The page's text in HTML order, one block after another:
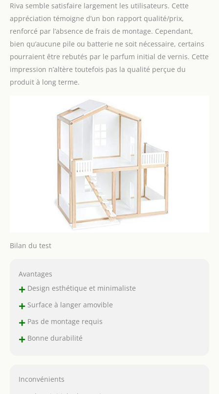
Riva semble satisfaire largement les utilisateurs. Cette
appréciation témoigne d’un bon rapport qualité/prix,
renforcé par l’absence de frais de montage. Cependant,
bien qu’aucune pile ou batterie ne soit nécessaire, certains
pourraient être rebutés par le parfum initial de vernis. Cette
impression n’altère toutefois pas la qualité perçue du
produit à long terme.
Bilan du test
Avantages
+Design esthétique et minimaliste
+Surface à langer amovible
+Pas de montage requis
+Bonne durabilité
Inconvénients